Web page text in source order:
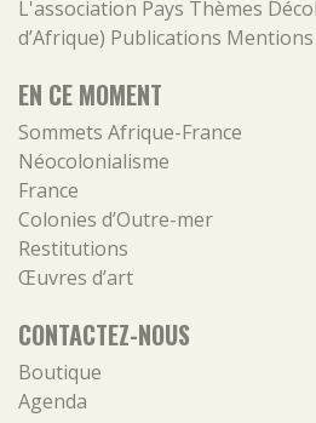
L'association Pays Thèmes
d’Afrique) Publications
EN CE MOMENT
Sommets Afrique-France
Néocolonialisme
France
Colonies d’Outre-mer
Restitutions
Œuvres d’art
CONTACTEZ-NOUS
Boutique
Agenda